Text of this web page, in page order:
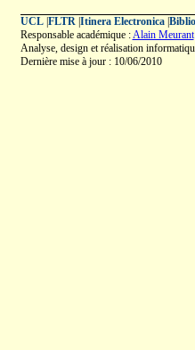
UCL| FLTR| Itinera Electronica|
Responsable académique :Alain Meurant
Analyse, design et réalisation
Dernière mise à jour : 10/06/2010